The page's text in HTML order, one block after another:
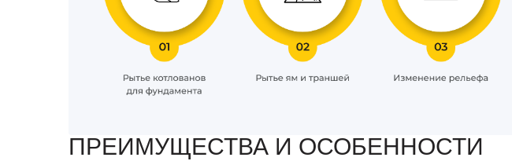
ПРЕИМУЩЕСТВА И ОСОБЕННОСТИ